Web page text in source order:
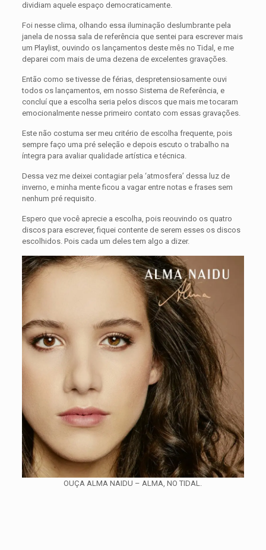
dividiam aquele espaço democraticamente.
Foi nesse clima, olhando essa iluminação deslumbrante pela
janela de nossa sala de referência que sentei para escrever mais
um Playlist, ouvindo os lançamentos deste mês no Tidal, e me
deparei com mais de uma dezena de excelentes gravações.
Então como se tivesse de férias, despretensiosamente ouvi
todos os lançamentos, em nosso Sistema de Referência, e
concluí que a escolha seria pelos discos que mais me tocaram
emocionalmente nesse primeiro contato com essas gravações.
Este não costuma ser meu critério de escolha frequente, pois
sempre faço uma pré seleção e depois escuto o trabalho na
íntegra para avaliar qualidade artística e técnica.
Dessa vez me deixei contagiar pela ‘atmosfera’ dessa luz de
inverno, e minha mente ficou a vagar entre notas e frases sem
nenhum pré requisito.
Espero que você aprecie a escolha, pois reouvindo os quatro
discos para escrever, fiquei contente de serem esses os discos
escolhidos. Pois cada um deles tem algo a dizer.
OUÇA ALMA NAIDU – ALMA, NO TIDAL.